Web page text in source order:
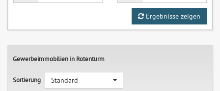
Ergebnisse zeigen
Gewerbeimmobilien in Rotenturm
Sortierung
Standard